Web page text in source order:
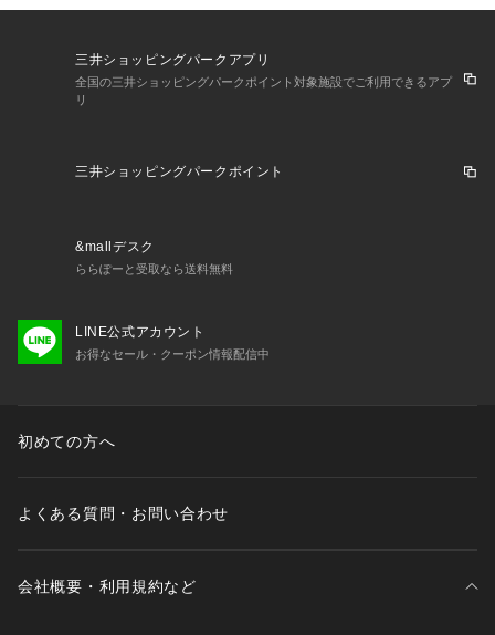
光沢 : なし
三井ショッピングパークアプリ
全国の三井ショッピングパークポイント対象施設でご利用できるアプ
リ
三井ショッピングパークポイント
&mallデスク
ららぽーと受取なら送料無料
LINE公式アカウント
お得なセール・クーポン情報配信中
初めての方へ
よくある質問・お問い合わせ
会社概要・利用規約など